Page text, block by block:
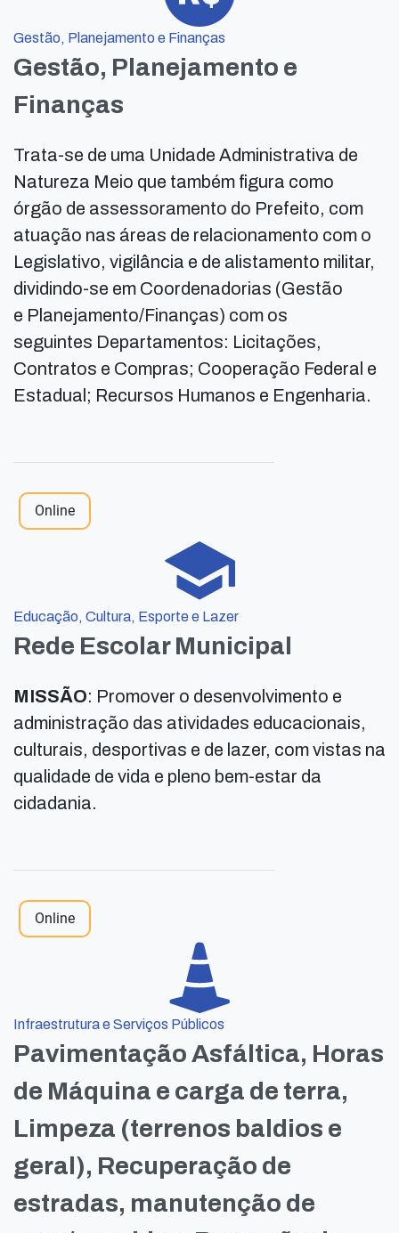
Gestão, Planejamento e Finanças
Gestão, Planejamento e
Finanças
Trata-se de uma Unidade Administrativa de
Natureza Meio que também figura como
órgão de assessoramento do Prefeito, com
atuação nas áreas de relacionamento com o
Legislativo, vigilância e de alistamento militar,
dividindo-se em Coordenadorias (Gestão
e Planejamento/Finanças) com os
seguintes Departamentos: Licitações,
Contratos e Compras; Cooperação Federal e
Estadual; Recursos Humanos e Engenharia.
Online
Educação, Cultura, Esporte e Lazer
Rede Escolar Municipal
MISSÃO: Promover o desenvolvimento e
administração das atividades educacionais,
culturais, desportivas e de lazer, com vistas na
qualidade de vida e pleno bem-estar da
cidadania.
Online
Infraestrutura e Serviços Públicos
Pavimentação Asfáltica, Horas
de Máquina e carga de terra,
Limpeza (terrenos baldios e
geral), Recuperação de
estradas, manutenção de